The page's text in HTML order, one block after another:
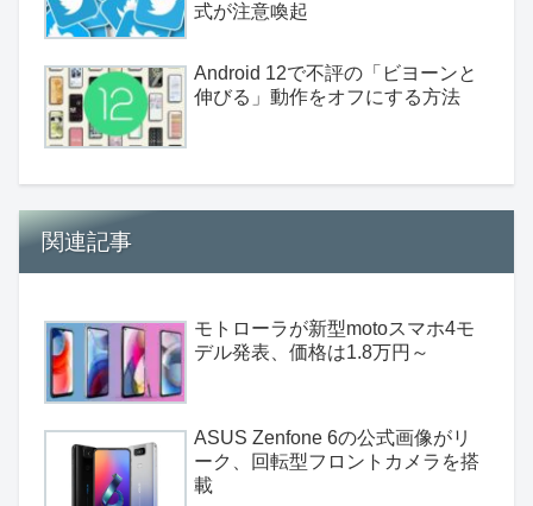
式が注意喚起
Android 12で不評の「ビヨーンと
伸びる」動作をオフにする方法
関連記事
モトローラが新型motoスマホ4モ
デル発表、価格は1.8万円～
ASUS Zenfone 6の公式画像がリ
ーク、回転型フロントカメラを搭
載